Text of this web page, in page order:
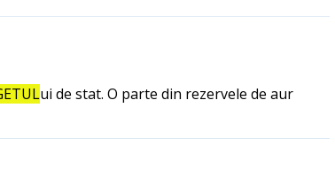
ui de stat. O parte din rezervele de aur